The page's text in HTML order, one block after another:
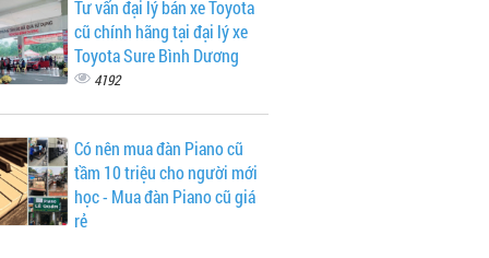
Tư vấn đại lý bán xe Toyota
cũ chính hãng tại đại lý xe
Toyota Sure Bình Dương
4192
Có nên mua đàn Piano cũ
tầm 10 triệu cho người mới
học - Mua đàn Piano cũ giá
rẻ